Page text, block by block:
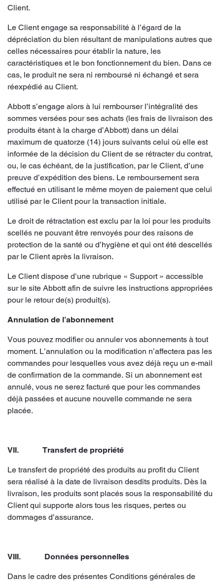
Client.
Le Client engage sa responsabilité à l’égard de la
dépréciation du bien résultant de manipulations autres que
celles nécessaires pour établir la nature, les
caractéristiques et le bon fonctionnement du bien. Dans ce
cas, le produit ne sera ni remboursé ni échangé et sera
réexpédié au Client.
Abbott s’engage alors à lui rembourser l’intégralité des
sommes versées pour ses achats (les frais de livraison des
produits étant à la charge d’Abbott) dans un délai
maximum de quatorze (14) jours suivants celui où elle est
informée de la décision du Client de se rétracter du contrat,
ou, le cas échéant, de la justification, par le Client, d’une
preuve d’expédition des biens. Le remboursement sera
effectué en utilisant le même moyen de paiement que celui
utilisé par le Client pour la transaction initiale.
Le droit de rétractation est exclu par la loi pour les produits
scellés ne pouvant être renvoyés pour des raisons de
protection de la santé ou d’hygiène et qui ont été descellés
par le Client après la livraison.
Le Client dispose d’une rubrique « Support » accessible
sur le site Abbott afin de suivre les instructions appropriées
pour le retour de(s) produit(s).
Annulation de l’abonnement
Vous pouvez modifier ou annuler vos abonnements à tout
moment. L’annulation ou la modification n’affectera pas les
commandes pour lesquelles vous avez déjà reçu un e-mail
de confirmation de la commande. Si un abonnement est
annulé, vous ne serez facturé que pour les commandes
déjà passées et aucune nouvelle commande ne sera
placée.
VII. Transfert de propriété
Le transfert de propriété des produits au profit du Client
sera réalisé à la date de livraison desdits produits. Dès la
livraison, les produits sont placés sous la responsabilité du
Client qui supporte alors tous les risques, pertes ou
dommages d’assurance.
VIII. Données personnelles
Dans le cadre des présentes Conditions générales de